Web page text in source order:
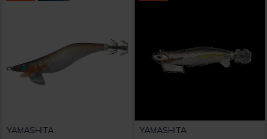
YAMASHITA YAMASHITA